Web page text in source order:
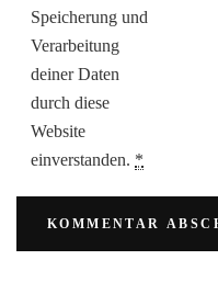
Speicherung und
Verarbeitung
deiner Daten
durch diese
Website
einverstanden. *